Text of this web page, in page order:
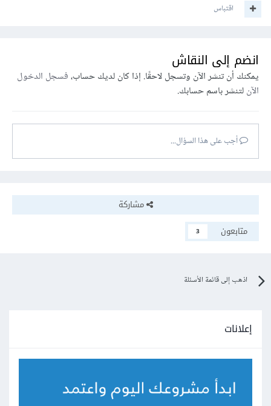
اقتباس
انضم إلى النقاش
يمكنك أن تنشر الآن وتسجل لاحقًا. إذا كان لديك حساب،فسجل الدخول
الآنلتنشر باسم حسابك.
أجب على هذا السؤال...
مشاركة
متابعون
3
اذهب إلى قائمة الأسئلة
إعلانات